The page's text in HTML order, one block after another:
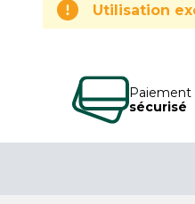
Utilisation
Paiement
sécurisé